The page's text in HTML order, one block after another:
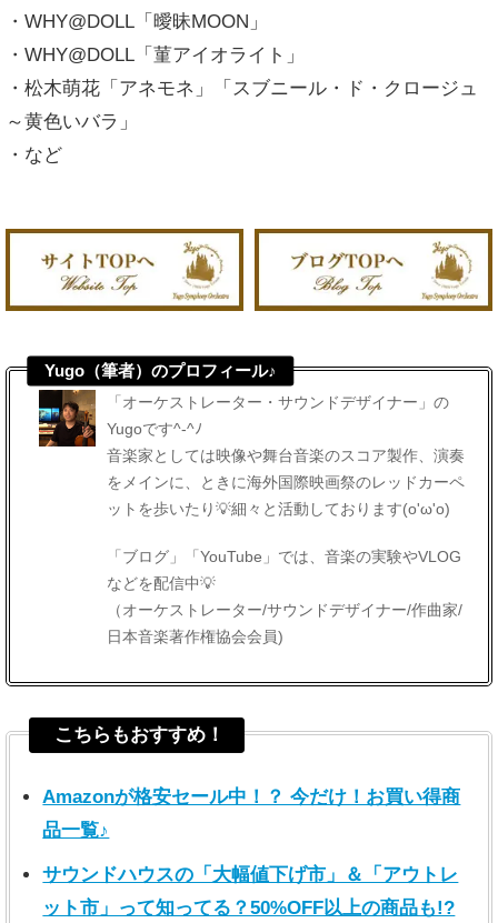
・WHY@DOLL「曖昧MOON」
・WHY@DOLL「菫アイオライト」
・松木萌花「アネモネ」「スブニール・ド・クロージュ
～黄色いバラ」
・など
Yugo（筆者）のプロフィール♪
「オーケストレーター・サウンドデザイナー」の
Yugoです^-^ﾉ
音楽家としては映像や舞台音楽のスコア製作、演奏
をメインに、ときに海外国際映画祭のレッドカーペ
ットを歩いたり💡細々と活動しております(o'ω'o)
「ブログ」「YouTube」では、音楽の実験やVLOG
などを配信中💡
（オーケストレーター/サウンドデザイナー/作曲家/
日本音楽著作権協会会員)
こちらもおすすめ！
Amazonが格安セール中！？ 今だけ！お買い得商
品一覧♪
サウンドハウスの「大幅値下げ市」＆「アウトレ
ット市」って知ってる？50%OFF以上の商品も!?